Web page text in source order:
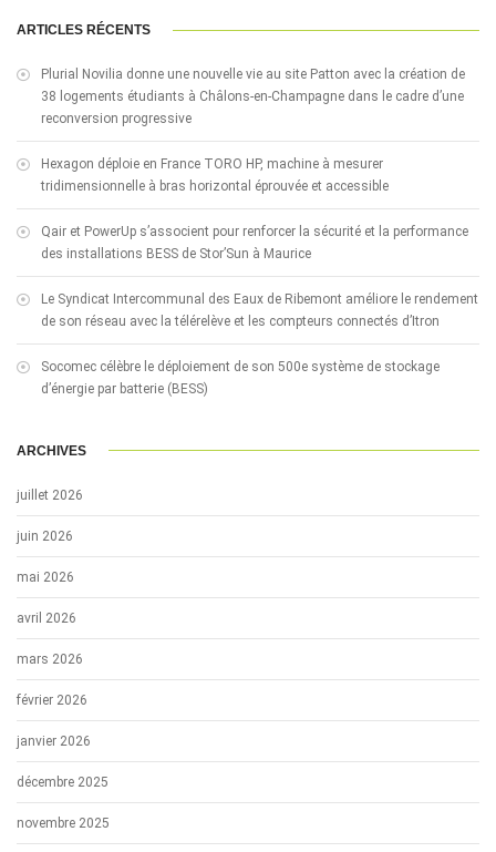
ARTICLES RÉCENTS
Plurial Novilia donne une nouvelle vie au site Patton avec la création de
38 logements étudiants à Châlons-en-Champagne dans le cadre d’une
reconversion progressive
Hexagon déploie en France TORO HP, machine à mesurer
tridimensionnelle à bras horizontal éprouvée et accessible
Qair et PowerUp s’associent pour renforcer la sécurité et la performance
des installations BESS de Stor’Sun à Maurice
Le Syndicat Intercommunal des Eaux de Ribemont améliore le rendement
de son réseau avec la télérelève et les compteurs connectés d’Itron
Socomec célèbre le déploiement de son 500e système de stockage
d’énergie par batterie (BESS)
ARCHIVES
juillet 2026
juin 2026
mai 2026
avril 2026
mars 2026
février 2026
janvier 2026
décembre 2025
novembre 2025